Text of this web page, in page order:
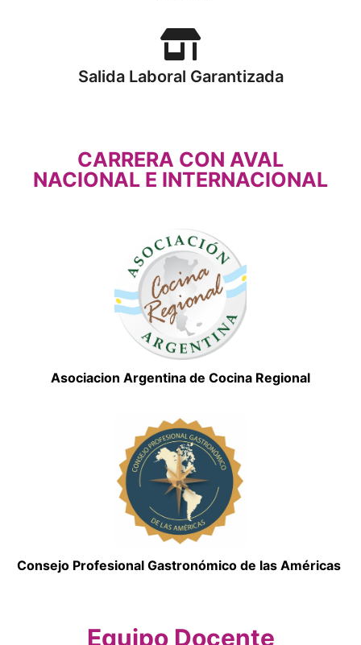
Salida Laboral Garantizada
CARRERA CON AVAL
NACIONAL E INTERNACIONAL
Asociacion Argentina de Cocina Regional
Consejo Profesional Gastronómico de las Américas
Equipo Docente